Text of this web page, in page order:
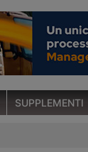
SUPPLEMENTI